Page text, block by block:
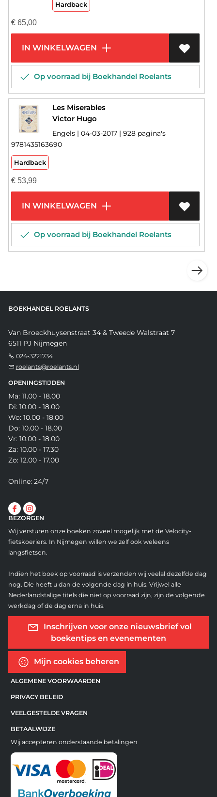
Hardback
€65,00
IN WINKELWAGEN
Op voorraad bij Boekhandel Roelants
Les Miserables
Victor Hugo
Engels | 04-03-2017 | 928 pagina's
9781435163690
Hardback
€53,99
IN WINKELWAGEN
Op voorraad bij Boekhandel Roelants
BOEKHANDEL ROELANTS
Van Broeckhuysenstraat 34 & Tweede Walstraat 7
6511 PJ Nijmegen
024-3221734
roelants@roelants.nl
OPENINGSTIJDEN
Ma: 11.00 - 18.00
Di: 10.00 - 18.00
Wo: 10.00 - 18.00
Do: 10.00 - 18.00
Vr: 10.00 - 18.00
Za: 10.00 - 17.30
Zo: 12.00 - 17.00
Online: 24/7
BEZORGEN
Wij versturen onze boeken zoveel mogelijk met de Velocity-
fietskoeriers. In Nijmegen willen we zelf ook weleens
langsfietsen.
Indien het boek op voorraad is verzenden wij veelal dezelfde dag
nog. Die heeft u dan de volgende dag in huis. Vrijwel alle
Nederlandstalige titels die niet op voorraad zijn, zijn de volgende
werkdag of de dag erna in huis.
Inschrijven voor onze nieuwsbrief vol
boekentips en evenementen
Mijn cookies beheren
ALGEMENE VOORWAARDEN
PRIVACY BELEID
VEELGESTELDE VRAGEN
BETAALWIJZE
Wij accepteren onderstaande betalingen